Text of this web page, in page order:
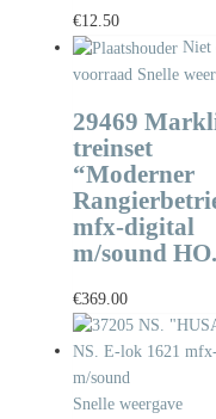
€12.50
Niet
voorraad Snelle
29469
treinset
“Moderner
mfx-digital
m/sound HO.
€369.00
Snelle weergave